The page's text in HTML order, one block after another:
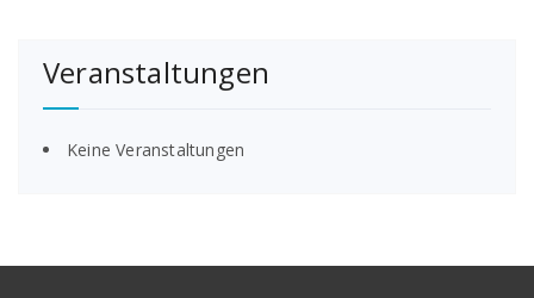
Veranstaltungen
Keine Veranstaltungen